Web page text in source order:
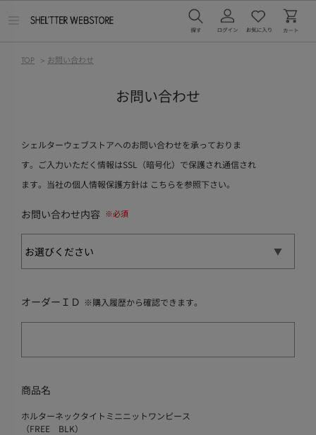
TOP > お問い合わせ
お問い合わせ
シェルターウェブストアへのお問い合わせを承っておりま
す。ご入力いただく情報はSSL（暗号化）で保護され通信され
ます。当社の個人情報保護方針は こちらを参照下さい。
お問い合わせ内容
オーダーＩＤ ※購入履歴から確認できます。
商品名
ホルターネックタイトミニニットワンピース
（FREE BLK）